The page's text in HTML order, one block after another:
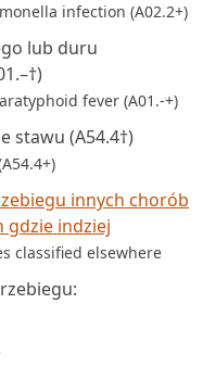
infection (A02.2+)
lub duru
fever (A01.-+)
stawu (A54.4†)
innych chorób
gdzie indziej
classified elsewhere